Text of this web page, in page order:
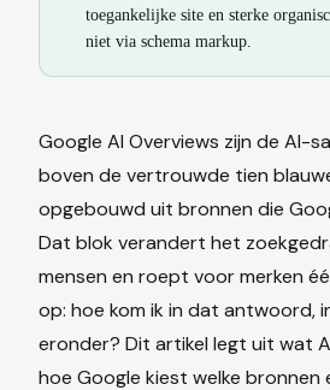
toegankelijke site en sterke
niet via schema markup.
Google AI Overviews zijn de AI-
boven de vertrouwde tien
opgebouwd uit bronnen die
Dat blok verandert het
mensen en roept voor merken
op: hoe kom ik in dat antwoord,
eronder? Dit artikel legt uit wat
hoe Google kiest welke bronnen